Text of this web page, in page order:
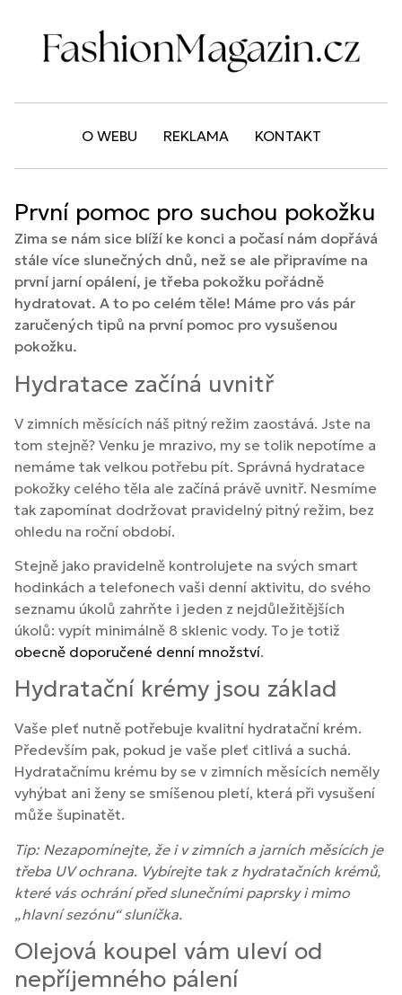
O WEBU REKLAMA KONTAKT
První pomoc pro suchou pokožku
Zima se nám sice blíží ke konci a počasí nám dopřává
stále více slunečných dnů, než se ale připravíme na
první jarní opálení, je třeba pokožku pořádně
hydratovat. A to po celém těle! Máme pro vás pár
zaručených tipů na první pomoc pro vysušenou
pokožku.
Hydratace začíná uvnitř
V zimních měsících náš pitný režim zaostává. Jste na
tom stejně? Venku je mrazivo, my se tolik nepotíme a
nemáme tak velkou potřebu pít. Správná hydratace
pokožky celého těla ale začíná právě uvnitř. Nesmíme
tak zapomínat dodržovat pravidelný pitný režim, bez
ohledu na roční období.
Stejně jako pravidelně kontrolujete na svých smart
hodinkách a telefonech vaši denní aktivitu, do svého
seznamu úkolů zahrňte i jeden z nejdůležitějších
úkolů: vypít minimálně 8 sklenic vody. To je totiž
obecně doporučené denní množství.
Hydratační krémy jsou základ
Vaše pleť nutně potřebuje kvalitní hydratační krém.
Především pak, pokud je vaše pleť citlivá a suchá.
Hydratačnímu krému by se v zimních měsících neměly
vyhýbat ani ženy se smíšenou pletí, která při vysušení
může šupinatět.
Tip: Nezapomínejte, že i v zimních a jarních měsících je
třeba UV ochrana. Vybírejte tak z hydratačních krémů,
které vás ochrání před slunečními paprsky i mimo
„hlavní sezónu“ sluníčka.
Olejová koupel vám uleví od
nepříjemného pálení